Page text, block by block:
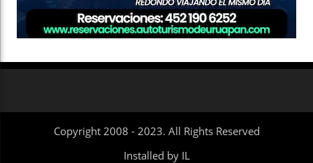
Copyright 2008 - 2023. All Rights Reserved
Installed by IL